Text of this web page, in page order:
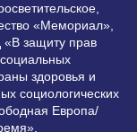
«Мемориал»,
защиту прав
здоровья и
социологических
Европа/